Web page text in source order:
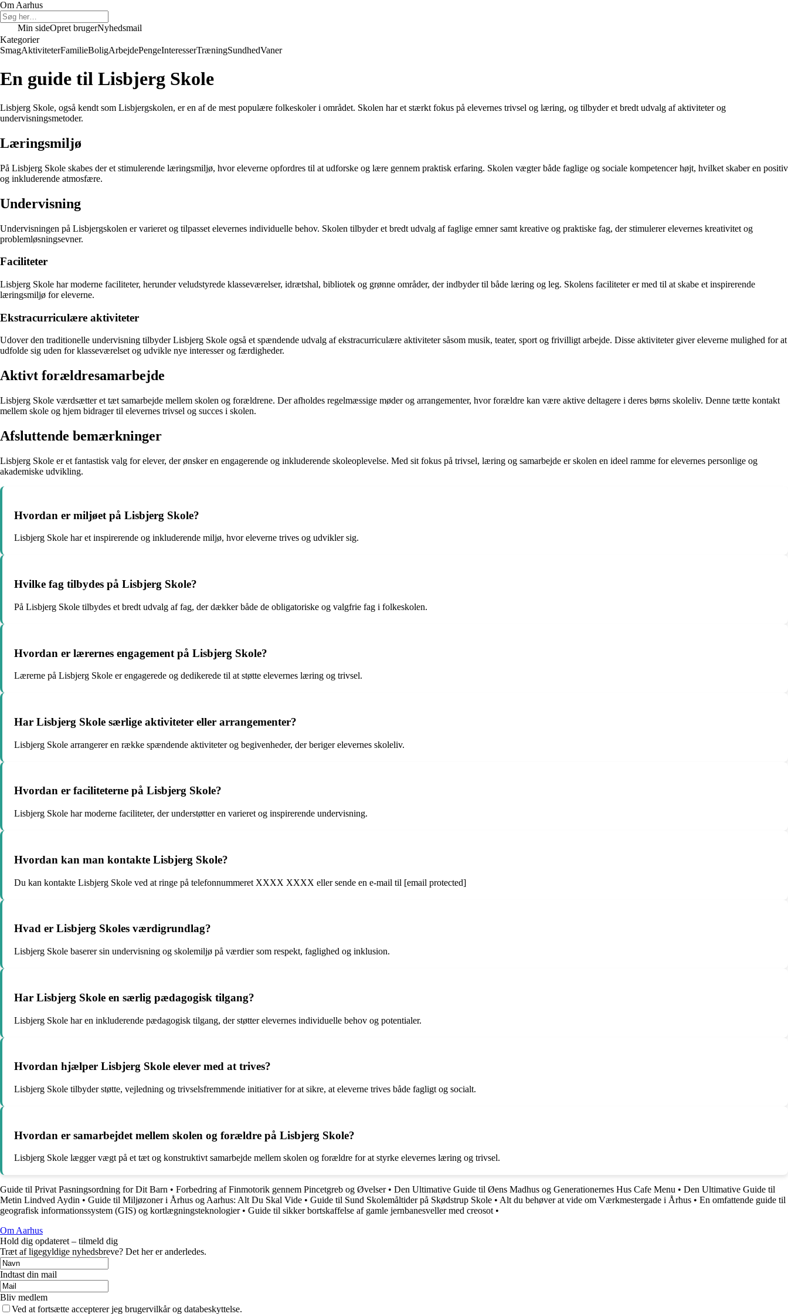
Om Aarhus
Min sideOpret brugerNyhedsmail
Kategorier
SmagAktiviteterFamilieBoligArbejdePengeInteresserTræningSundhedVaner
En guide til Lisbjerg Skole
Lisbjerg Skole, også kendt som Lisbjergskolen, er en af de mest populære folkeskoler i området. Skolen har et stærkt fokus på elevernes trivsel og læring, og tilbyder et bredt udvalg af aktiviteter og
undervisningsmetoder.
Læringsmiljø
På Lisbjerg Skole skabes der et stimulerende læringsmiljø, hvor eleverne opfordres til at udforske og lære gennem praktisk erfaring. Skolen vægter både faglige og sociale kompetencer højt, hvilket skaber en positiv
og inkluderende atmosfære.
Undervisning
Undervisningen på Lisbjergskolen er varieret og tilpasset elevernes individuelle behov. Skolen tilbyder et bredt udvalg af faglige emner samt kreative og praktiske fag, der stimulerer elevernes kreativitet og
problemløsningsevner.
Faciliteter
Lisbjerg Skole har moderne faciliteter, herunder veludstyrede klasseværelser, idrætshal, bibliotek og grønne områder, der indbyder til både læring og leg. Skolens faciliteter er med til at skabe et inspirerende
læringsmiljø for eleverne.
Ekstracurriculære aktiviteter
Udover den traditionelle undervisning tilbyder Lisbjerg Skole også et spændende udvalg af ekstracurriculære aktiviteter såsom musik, teater, sport og frivilligt arbejde. Disse aktiviteter giver eleverne mulighed for at
udfolde sig uden for klasseværelset og udvikle nye interesser og færdigheder.
Aktivt forældresamarbejde
Lisbjerg Skole værdsætter et tæt samarbejde mellem skolen og forældrene. Der afholdes regelmæssige møder og arrangementer, hvor forældre kan være aktive deltagere i deres børns skoleliv. Denne tætte kontakt
mellem skole og hjem bidrager til elevernes trivsel og succes i skolen.
Afsluttende bemærkninger
Lisbjerg Skole er et fantastisk valg for elever, der ønsker en engagerende og inkluderende skoleoplevelse. Med sit fokus på trivsel, læring og samarbejde er skolen en ideel ramme for elevernes personlige og
akademiske udvikling.
Hvordan er miljøet på Lisbjerg Skole?
Lisbjerg Skole har et inspirerende og inkluderende miljø, hvor eleverne trives og udvikler sig.
Hvilke fag tilbydes på Lisbjerg Skole?
På Lisbjerg Skole tilbydes et bredt udvalg af fag, der dækker både de obligatoriske og valgfrie fag i folkeskolen.
Hvordan er lærernes engagement på Lisbjerg Skole?
Lærerne på Lisbjerg Skole er engagerede og dedikerede til at støtte elevernes læring og trivsel.
Har Lisbjerg Skole særlige aktiviteter eller arrangementer?
Lisbjerg Skole arrangerer en række spændende aktiviteter og begivenheder, der beriger elevernes skoleliv.
Hvordan er faciliteterne på Lisbjerg Skole?
Lisbjerg Skole har moderne faciliteter, der understøtter en varieret og inspirerende undervisning.
Hvordan kan man kontakte Lisbjerg Skole?
Du kan kontakte Lisbjerg Skole ved at ringe på telefonnummeret XXXX XXXX eller sende en e-mail til [email protected]
Hvad er Lisbjerg Skoles værdigrundlag?
Lisbjerg Skole baserer sin undervisning og skolemiljø på værdier som respekt, faglighed og inklusion.
Har Lisbjerg Skole en særlig pædagogisk tilgang?
Lisbjerg Skole har en inkluderende pædagogisk tilgang, der støtter elevernes individuelle behov og potentialer.
Hvordan hjælper Lisbjerg Skole elever med at trives?
Lisbjerg Skole tilbyder støtte, vejledning og trivselsfremmende initiativer for at sikre, at eleverne trives både fagligt og socialt.
Hvordan er samarbejdet mellem skolen og forældre på Lisbjerg Skole?
Lisbjerg Skole lægger vægt på et tæt og konstruktivt samarbejde mellem skolen og forældre for at styrke elevernes læring og trivsel.
Guide til Privat Pasningsordning for Dit Barn • Forbedring af Finmotorik gennem Pincetgreb og Øvelser• Den Ultimative Guide til Øens Madhus og Generationernes Hus Cafe Menu • Den Ultimative Guide til
Metin Lindved Aydin • Guide til Miljøzoner i Århus og Aarhus: Alt Du Skal Vide • Guide til Sund Skolemåltider på Skødstrup Skole • Alt du behøver at vide om Værkmestergade i Århus • En omfattende guide til
geografisk informationssystem (GIS) og kortlægningsteknologier• Guide til sikker bortskaffelse af gamle jernbanesveller med creosot •
Om Aarhus
Hold dig opdateret – tilmeld dig
Træt af ligegyldige nyhedsbreve? Det her er anderledes.
Indtast din mail
Bliv medlem
Ved at fortsætte accepterer jeg brugervilkår og databeskyttelse.